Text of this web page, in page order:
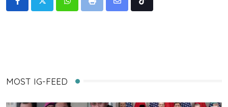
WhatsappPrint
Share
Tiktok
MOST IG-FEED